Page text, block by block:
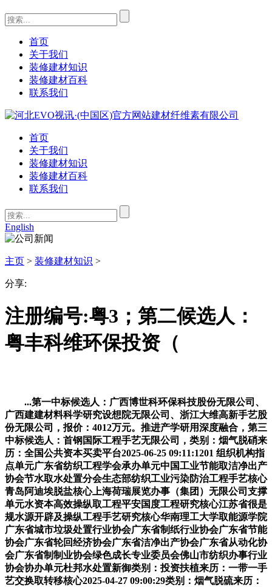
首页
关于我们
装修建材知识
装修建材百科
联系我们
首页
关于我们
装修建材知识
装修建材百科
联系我们
English
主页 > 装修建材知识 >
分享:
注册编号:粤3；第二候选人：
粤丰科维环保投资（
...第一中标候选人：广西博世科环保科技股份无限公司、
广西建建材料科学研究设想院无限公司、浙江大维高新手艺股
份无限公司，报价：4012万元。推进产学研用深度融合，第三
中标候选人：首钢国际工程手艺无限公司，类别：烟气脱硝来
历：全国公共资本买卖平台2025-06-25 09:11:1201 组织机构指
点单元广东省纺织工程学会承办单元中国工业节能取洁净出产
协会节水取水处置分会生态部纺织工业污染防治工程手艺核心
青岛阿迪埃脱盐核心上海荷瑞展览办事（集团）无限公司支撑
单元水资本高效操纵取工程平安国度工程研究核心江苏省很是
规水源开辟及操纵工程手艺研究核心华南理工大学取能源学院
广东省城市垃圾处置行业协会广东省制纸行业协会广东省节能
协会广东省轮回经济协会广东省洁净出产协会广东省从动化协
会广东省制制业协会绿色成长专业委员会佛山市纺织办事行业
协会协办单元杜邦水处置新御类别：投资扶植来历：一带一手
艺交换取转移核心2025-04-27 09:00:29类别：烟气脱硫来历：